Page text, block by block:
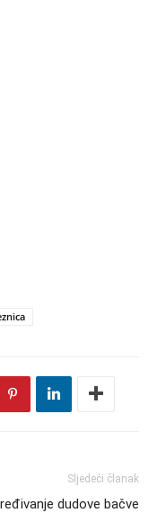
Sljedeći članak
dudove bačve